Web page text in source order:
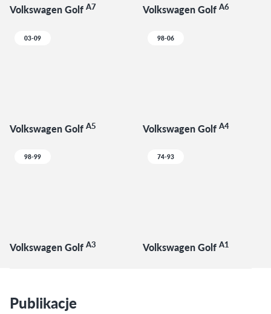
Volkswagen Golf A7 Volkswagen Golf A6
03-09
Volkswagen Golf A5
98-06
Volkswagen Golf A4
98-99
Volkswagen Golf A3
74-93
Volkswagen Golf A1
Publikacje